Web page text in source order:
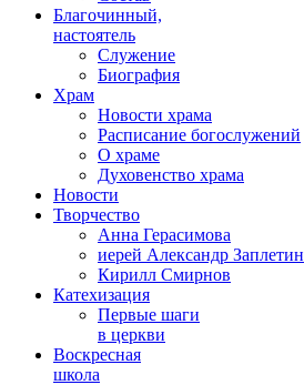
Благочинный,
настоятель
Служение
Биография
Храм
Новости храма
Расписание богослужений
О храме
Духовенство храма
Новости
Творчество
Анна Герасимова
иерей Александр Заплетин
Кирилл Смирнов
Катехизация
Первые шаги
в церкви
Воскресная
школа